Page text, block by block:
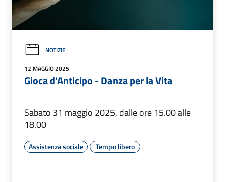
NOTIZIE
12 MAGGIO 2025
Gioca d'Anticipo - Danza per la Vita
Sabato 31 maggio 2025, dalle ore 15.00 alle
18.00
Assistenza sociale Tempo libero